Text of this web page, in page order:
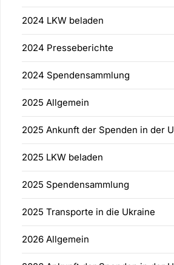
2024 LKW beladen
2024 Presseberichte
2024 Spendensammlung
2025 Allgemein
2025 Ankunft der Spenden in der
2025 LKW beladen
2025 Spendensammlung
2025 Transporte in die Ukraine
2026 Allgemein